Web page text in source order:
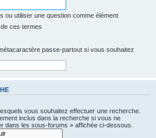
ou utiliser une question comme élément
de ces termes
passe-partout si vous souhaitez
vous souhaitez effectuer une recherche.
inclus dans la recherche si vous ne
dans les sous-forums » affichée ci-dessous.